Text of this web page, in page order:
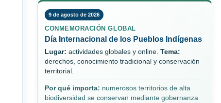
9 de agosto de 2026
CONMEMORACIÓN GLOBAL
Día Internacional de los Pueblos Indígenas
Lugar: actividades globales y online. Tema:
derechos, conocimiento tradicional y conservación
territorial.
Por qué importa: numerosos territorios de alta
biodiversidad se conservan mediante gobernanza